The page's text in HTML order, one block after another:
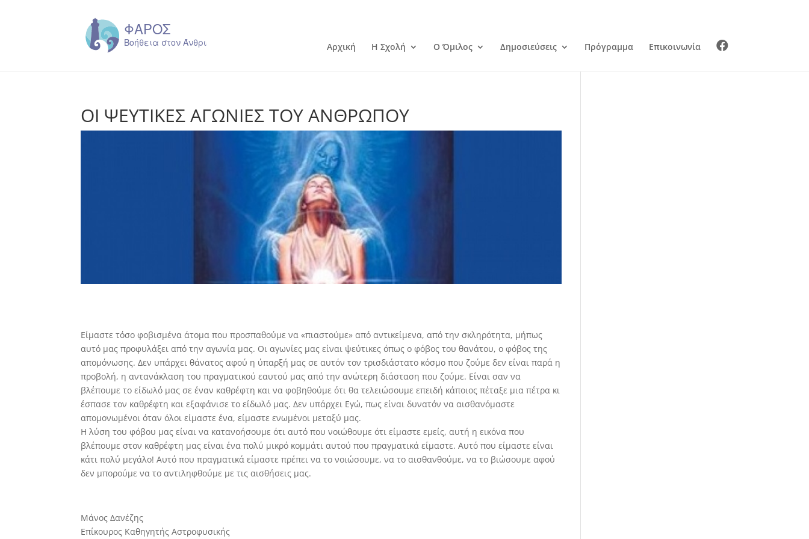
Αρχική Η Σχολή Ο Όμιλος Δημοσιεύσεις Πρόγραμμα Επικοινωνία
ΟΙ ΨΕΥΤΙΚΕΣ ΑΓΩΝΙΕΣ ΤΟΥ ΑΝΘΡΩΠΟΥ
Είμαστε τόσο φοβισμένα άτομα που προσπαθούμε να «πιαστούμε» από αντικείμενα, από την σκληρότητα, μήπως
αυτό μας προφυλάξει από την αγωνία μας. Οι αγωνίες μας είναι ψεύτικες όπως ο φόβος του θανάτου, ο φόβος της
απομόνωσης. Δεν υπάρχει θάνατος αφού η ύπαρξή μας σε αυτόν τον τρισδιάστατο κόσμο που ζούμε δεν είναι παρά η
προβολή, η αντανάκλαση του πραγματικού εαυτού μας από την ανώτερη διάσταση που ζούμε. Είναι σαν να
βλέπουμε το είδωλό μας σε έναν καθρέφτη και να φοβηθούμε ότι θα τελειώσουμε επειδή κάποιος πέταξε μια πέτρα κι
έσπασε τον καθρέφτη και εξαφάνισε το είδωλό μας. Δεν υπάρχει Εγώ, πως είναι δυνατόν να αισθανόμαστε
απομονωμένοι όταν όλοι είμαστε ένα, είμαστε ενωμένοι μεταξύ μας.
Η λύση του φόβου μας είναι να κατανοήσουμε ότι αυτό που νοιώθουμε ότι είμαστε εμείς, αυτή η εικόνα που
βλέπουμε στον καθρέφτη μας είναι ένα πολύ μικρό κομμάτι αυτού που πραγματικά είμαστε. Αυτό που είμαστε είναι
κάτι πολύ μεγάλο! Αυτό που πραγματικά είμαστε πρέπει να το νοιώσουμε, να το αισθανθούμε, να το βιώσουμε αφού
δεν μπορούμε να το αντιληφθούμε με τις αισθήσεις μας.
Μάνος Δανέζης
Επίκουρος Καθηγητής Αστροφυσικής